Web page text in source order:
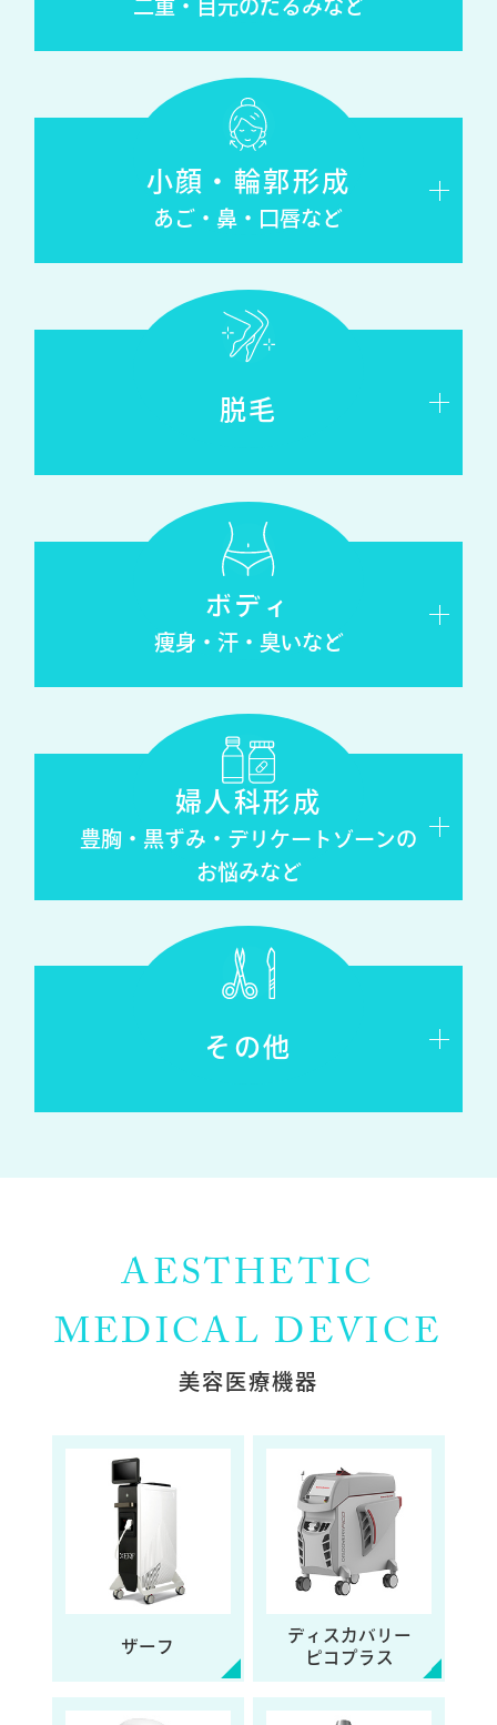
二重・目元のたるみなど
小顔・輪郭形成
あご・鼻・口唇など
脱毛
ボディ
痩身・汗・臭いなど
婦人科形成
豊胸・黒ずみ・デリケートゾーンの
お悩みなど
その他
AESTHETIC
MEDICAL DEVICE
美容医療機器
ザーフ
ディスカバリー
ピコプラス